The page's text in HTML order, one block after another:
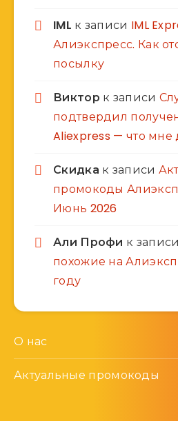
IML к записи IML
Алиэкспресс. Как
посылку
Виктор к записи
подтвердил
Aliexpress — что мне
Скидка к записи
промокоды
Июнь 2026
Али Профи к записи
похожие на
году
О нас
Актуальные промокоды